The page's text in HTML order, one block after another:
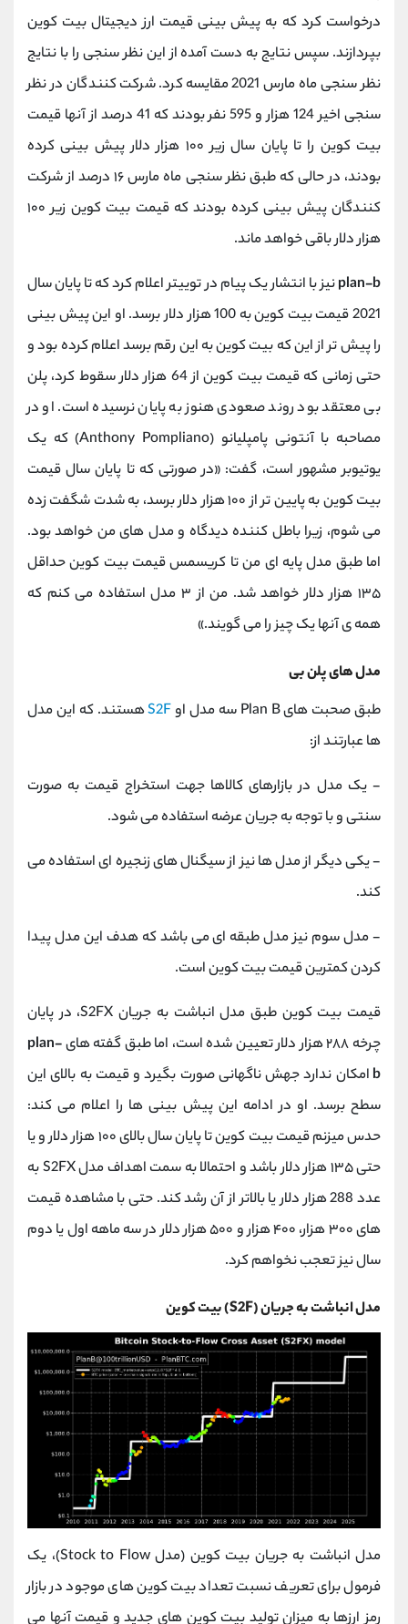
درخواست کرد که به پیش بینی قیمت ارز دیجیتال بیت کوین
بپردازند. سپس نتایج به دست آمده از این نظر سنجی را با نتایج
نظر سنجی ماه مارس 2021 مقایسه کرد. شرکت کنندگان در نظر
سنجی اخیر 124 هزار و 595 نفر بودند که 41 درصد از آنها قیمت
بیت کوین را تا پایان سال زیر ۱۰۰ هزار دلار پیش بینی کرده
بودند، در حالی که طبق نظر سنجی ماه مارس ۱۶ درصد از شرکت
کنندگان پیش بینی کرده بودند که قیمت بیت کوین زیر ۱۰۰
هزار دلار باقی خواهد ماند.
plan-bنیز با انتشار یک پیام در توییتر اعلام کرد که تا پایان سال
2021 قیمت بیت کوین به 100 هزار دلار برسد. او این پیش بینی
را پیش تر از این که بیت کوین به این رقم برسد اعلام کرده بود و
حتی زمانی که قیمت بیت کوین از 64 هزار دلار سقوط کرد، پلن
بی معتقد بود روند صعودی هنوز به پایان نرسیده است. او در
مصاحبه با آنتونی پامپلیانو (Anthony Pompliano) که یک
یوتیوبر مشهور است، گفت: «در صورتی که تا پایان سال قیمت
بیت کوین به پایین تر از ۱۰۰ هزار دلار برسد، به شدت شگفت زده
می شوم، زیرا باطل کننده دیدگاه و مدل های من خواهد بود.
اما طبق مدل پایه ای من تا کریسمس قیمت بیت کوین حداقل
۱۳۵ هزار دلار خواهد شد. من از ۳ مدل استفاده می کنم که
همه ی آنها یک چیز را می گویند.»
مدل های پلن بی
طبق صحبت های Plan B سه مدل او
S2Fهستند. که این مدل
ها عبارتند از:
- یک مدل در بازارهای کالاها جهت استخراج قیمت به صورت
سنتی و با توجه به جریان عرضه استفاده می شود.
- یکی دیگر از مدل ها نیز از سیگنال های زنجیره ای استفاده می
کند.
- مدل سوم نیز مدل طبقه ای می باشد که هدف این مدل پیدا
کردن کمترین قیمت بیت کوین است.
قیمت بیت کوین طبق مدل انباشت به جریان S2FX، در پایان
چرخه ۲۸۸ هزار دلار تعیین شده است، اما طبق گفته های
plan-
b امکان ندارد جهش ناگهانی صورت بگیرد و قیمت به بالای این
سطح برسد. او در ادامه این پیش بینی ها را اعلام می کند:
حدس میزنم قیمت بیت کوین تا پایان سال بالای ۱۰۰ هزار دلار و یا
حتی ۱۳۵ هزار دلار باشد و احتمالا به سمت اهداف مدل S2FX به
عدد 288 هزار دلار یا بالاتر از آن رشد کند. حتی با مشاهده قیمت
های ۳۰۰ هزار، ۴۰۰ هزار و ۵۰۰ هزار دلار در سه ماهه اول یا دوم
سال نیز تعجب نخواهم کرد.
مدل انباشت به جریان (S2F) بیت کوین
مدل انباشت به جریان بیت کوین (مدل Stock to Flow)، یک
فرمول برای تعریف نسبت تعداد بیت کوین های موجود در بازار
رمز ارزها به میزان تولید بیت کوین های جدید و قیمت آنها می